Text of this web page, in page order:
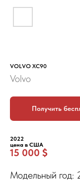
VOLVO XC90
Volvo
Получить
2022
цена в США
15 000 $
Модельный год: